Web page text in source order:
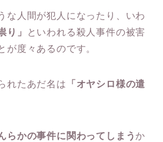
な人間が犯人になったり、いわ
り」
といわれる殺人事件の被害
が度々あるのです。
れたあだ名は
「オヤシロ様の遣
らかの事件に関わってしまうか